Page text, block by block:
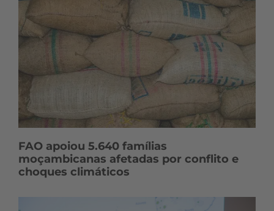
FAO apoiou 5.640 famílias
moçambicanas afetadas por conflito e
choques climáticos